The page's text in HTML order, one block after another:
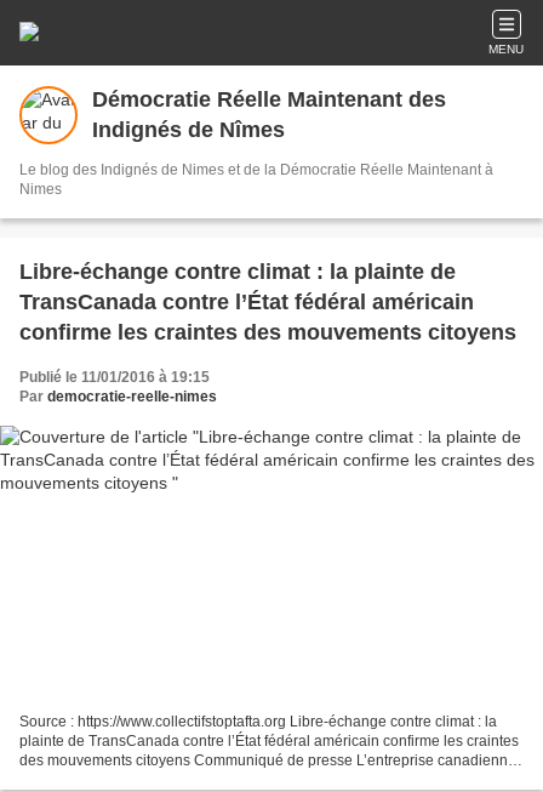
MENU
Démocratie Réelle Maintenant des
Indignés de Nîmes
Le blog des Indignés de Nimes et de la Démocratie Réelle Maintenant à
Nimes
Libre-échange contre climat : la plainte de
TransCanada contre l’État fédéral américain
confirme les craintes des mouvements citoyens
Publié le 11/01/2016 à 19:15
Par democratie-reelle-nimes
Source : https://www.collectifstoptafta.org Libre-échange contre climat : la
plainte de TransCanada contre l’État fédéral américain confirme les craintes
des mouvements citoyens Communiqué de presse L’entreprise canadienne